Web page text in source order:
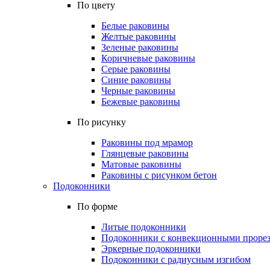
По цвету
Белые раковины
Желтые раковины
Зеленые раковины
Коричневые раковины
Серые раковины
Синие раковины
Черные раковины
Бежевые раковины
По рисунку
Раковины под мрамор
Глянцевые раковины
Матовые раковины
Раковины с рисунком бетон
Подоконники
По форме
Литые подоконники
Подоконники с конвекционными
Эркерные подоконники
Подоконники с радиусным изгибом